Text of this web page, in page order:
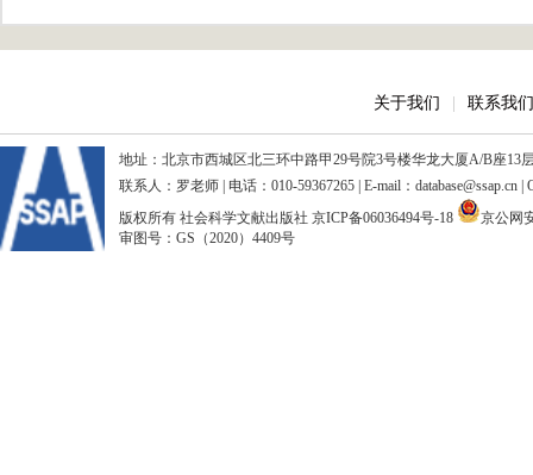
关于我们 联系我们
地址：北京市西城区北三环中路甲29号院3号楼华龙大厦A/B座13
联系人：罗老师 | 电话：010-59367265 | E-mail：database@ssap.cn
版权所有 社会科学文献出版社 京ICP备06036494号-18
京公网
审图号：GS（2020）4409号